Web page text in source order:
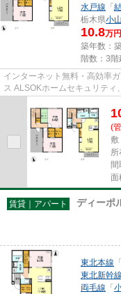
水戸線 「
栃木県小
10.8万円
築年数：
階数：3階
インターネット無料・高効率
ス ALSOKホームセキュリティ
(
敷
間
面
賃貸｜アパート ディーポ
東北本線 「
東北新幹線
両毛線 「